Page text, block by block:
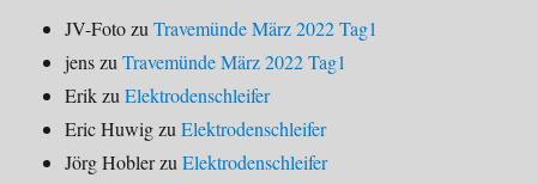
JV-FotozuTravemünde März 2022 Tag1
jenszuTravemünde März 2022 Tag1
ErikzuElektrodenschleifer
Eric HuwigzuElektrodenschleifer
Jörg HoblerzuElektrodenschleifer